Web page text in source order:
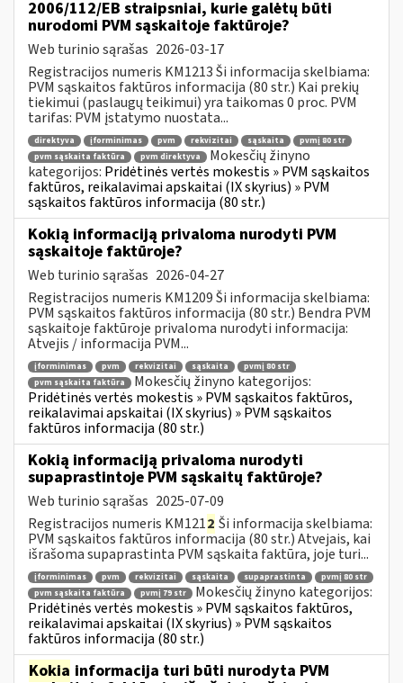
2006/112/EB straipsniai, kurie galėtų būti
nurodomi PVM sąskaitoje faktūroje?
Web turinio sąrašas 2026-03-17
Registracijos numeris KM1213 Ši informacija skelbiama:
PVM sąskaitos faktūros informacija (80 str.) Kai prekių
tiekimui (paslaugų teikimui) yra taikomas 0 proc. PVM
tarifas: PVM įstatymo nuostata...
direktyva įforminimas pvm rekvizitai sąskaita
pvmį 80 str
pvm sąskaita faktūra
pvm direktyva
Mokesčių žinyno
kategorijos: Pridėtinės vertės mokestis » PVM sąskaitos
faktūros, reikalavimai apskaitai (IX skyrius) » PVM
sąskaitos faktūros informacija (80 str.)
Kokią informaciją privaloma nurodyti PVM
sąskaitoje faktūroje?
Web turinio sąrašas 2026-04-27
Registracijos numeris KM1209 Ši informacija skelbiama:
PVM sąskaitos faktūros informacija (80 str.) Bendra PVM
sąskaitoje faktūroje privaloma nurodyti informacija:
Atvejis / informacija PVM...
įforminimas pvm rekvizitai sąskaita
pvmį 80 str
pvm sąskaita faktūra
Mokesčių žinyno kategorijos:
Pridėtinės vertės mokestis » PVM sąskaitos faktūros,
reikalavimai apskaitai (IX skyrius) » PVM sąskaitos
faktūros informacija (80 str.)
Kokią informaciją privaloma nurodyti
supaprastintoje PVM sąskaitų faktūroje?
Web turinio sąrašas 2025-07-09
Registracijos numeris KM1212 Ši informacija skelbiama:
PVM sąskaitos faktūros informacija (80 str.) Atvejais, kai
išrašoma supaprastinta PVM sąskaita faktūra, joje turi...
įforminimas pvm rekvizitai sąskaita supaprastinta
pvmį 80 str
pvm sąskaita faktūra
pvmį 79 str
Mokesčių žinyno kategorijos:
Pridėtinės vertės mokestis » PVM sąskaitos faktūros,
reikalavimai apskaitai (IX skyrius) » PVM sąskaitos
faktūros informacija (80 str.)
Kokia informacija turi būti nurodyta PVM